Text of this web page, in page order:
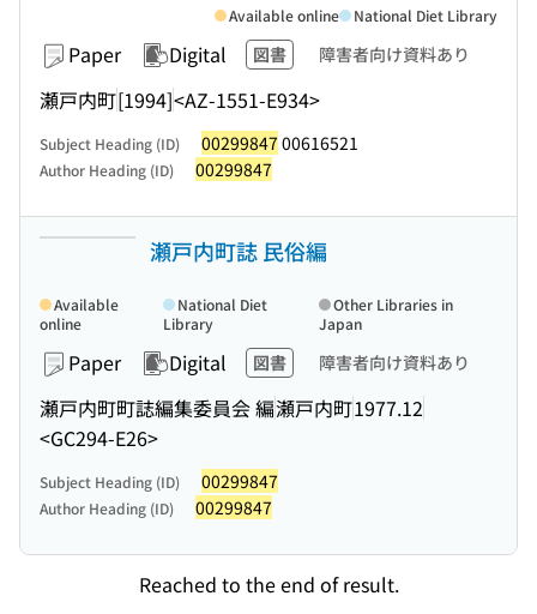
Paper Digital 図書 障害者向け資料あり
瀬戸内町[1994]<AZ-1551-E934>
Available online National Diet Library
Subject Heading (ID) 00299847 00616521
Author Heading (ID) 00299847
瀬戸内町誌 民俗編
Paper Digital 図書 障害者向け資料あり
瀬戸内町町誌編集委員会 編瀬戸内町1977.12
<GC294-E26>
Available
online
National Diet
Library
Other Libraries in
Japan
Subject Heading (ID) 00299847
Author Heading (ID) 00299847
Reached to the end of result.